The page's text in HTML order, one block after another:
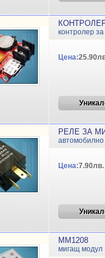
КОНТРОЛЕР
контролер
Цена:
РЕЛЕ ЗА
Цена:7.90лв.
MM1208
мигащ модул